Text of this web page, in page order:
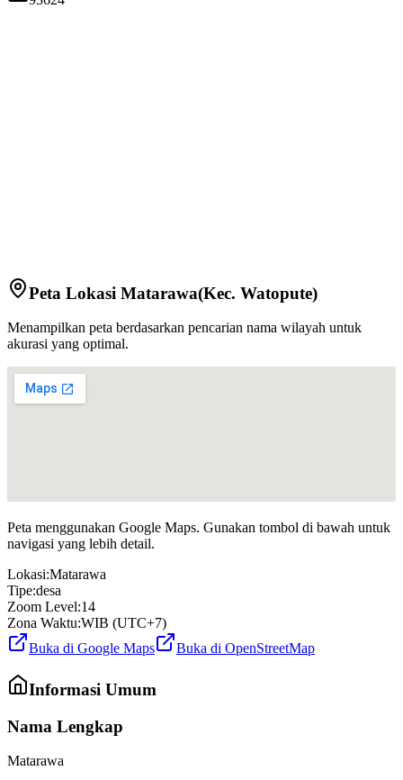
Peta Lokasi Matarawa(Kec. Watopute)
Menampilkan peta berdasarkan pencarian nama wilayah untuk
akurasi yang optimal.
Peta menggunakan Google Maps. Gunakan tombol di bawah untuk
navigasi yang lebih detail.
Lokasi:Matarawa
Tipe:desa
Zoom Level:14
Zona Waktu:WIB (UTC+7)
Buka di Google Maps
Buka di OpenStreetMap
Informasi Umum
Nama Lengkap
Matarawa